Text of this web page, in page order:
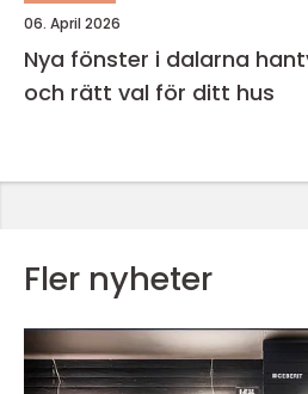
06. April 2026
Nya fönster i dalarna hantverk, hållbarhet
och rätt val för ditt hus
Fler nyheter